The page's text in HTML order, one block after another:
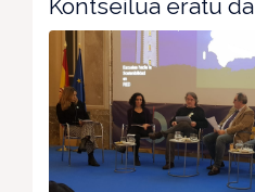
Kontseilua eratu da